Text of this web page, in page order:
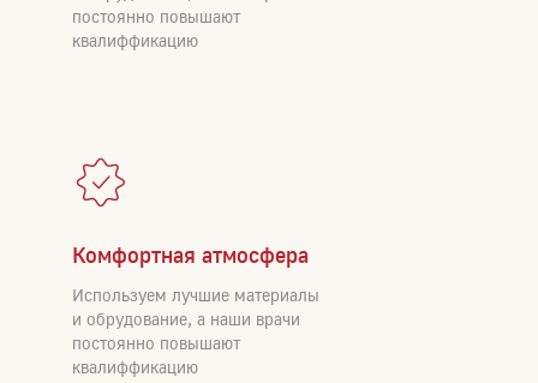
постоянно повышают
квалиффикацию
Комфортная атмосфера
Используем лучшие материалы
и обрудование, а наши врачи
постоянно повышают
квалиффикацию